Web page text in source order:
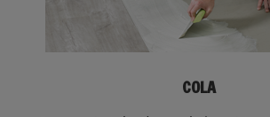
COLA